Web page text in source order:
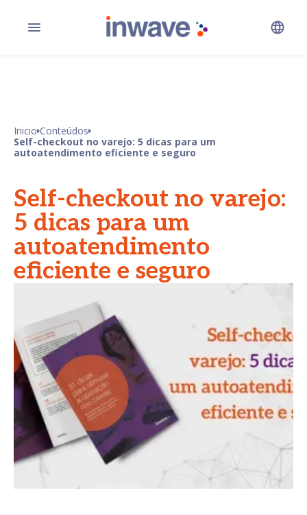
Inicio Conteúdos
Self-checkout no varejo: 5 dicas para um
autoatendimento eficiente e seguro
Self-checkout no varejo:
5 dicas para um
autoatendimento
eficiente e seguro